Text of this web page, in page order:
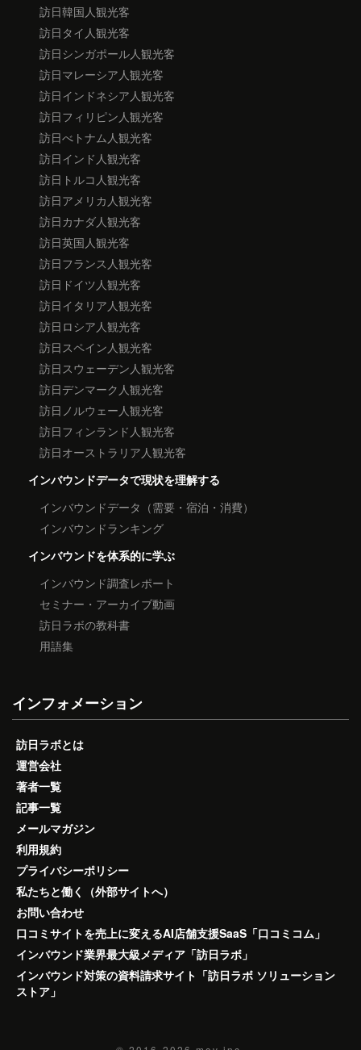
訪日韓国人観光客
訪日タイ人観光客
訪日シンガポール人観光客
訪日マレーシア人観光客
訪日インドネシア人観光客
訪日フィリピン人観光客
訪日べトナム人観光客
訪日インド人観光客
訪日トルコ人観光客
訪日アメリカ人観光客
訪日カナダ人観光客
訪日英国人観光客
訪日フランス人観光客
訪日ドイツ人観光客
訪日イタリア人観光客
訪日ロシア人観光客
訪日スペイン人観光客
訪日スウェーデン人観光客
訪日デンマーク人観光客
訪日ノルウェー人観光客
訪日フィンランド人観光客
訪日オーストラリア人観光客
インバウンドデータで現状を理解する
インバウンドデータ（需要・宿泊・消費）
インバウンドランキング
インバウンドを体系的に学ぶ
インバウンド調査レポート
セミナー・アーカイブ動画
訪日ラボの教科書
用語集
インフォメーション
訪日ラボとは
運営会社
著者一覧
記事一覧
メールマガジン
利用規約
プライバシーポリシー
私たちと働く（外部サイトへ）
お問い合わせ
口コミサイトを売上に変えるAI店舗支援SaaS「口コミコム」
インバウンド業界最大級メディア「訪日ラボ」
インバウンド対策の資料請求サイト「訪日ラボ ソリューション
ストア」